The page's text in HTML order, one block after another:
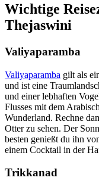
Wichtige
Thejaswini
Valiyaparamba
Valiyaparamba gilt als
und ist eine
und einer lebhaften
Flusses mit dem
Wunderland. Rechne
Otter zu sehen. Der
besten genießt du ihn
einem Cocktail in der
Trikkanad